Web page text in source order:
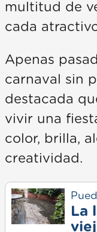
multitud de
cada
Apenas
carnaval sin
destacada
vivir una
color, brilla,
creatividad.
La